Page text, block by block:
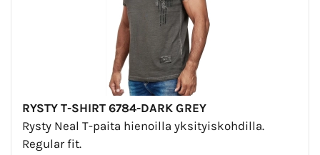
RYSTY T-SHIRT 6784-DARK GREY
Rysty Neal T-paita hienoilla yksityiskohdilla.
Regular fit.